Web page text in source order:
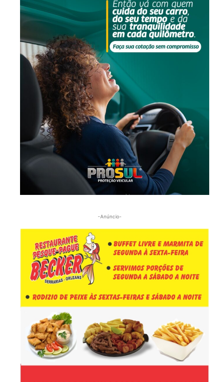
-Anúncio-